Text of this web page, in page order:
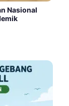
Nasional